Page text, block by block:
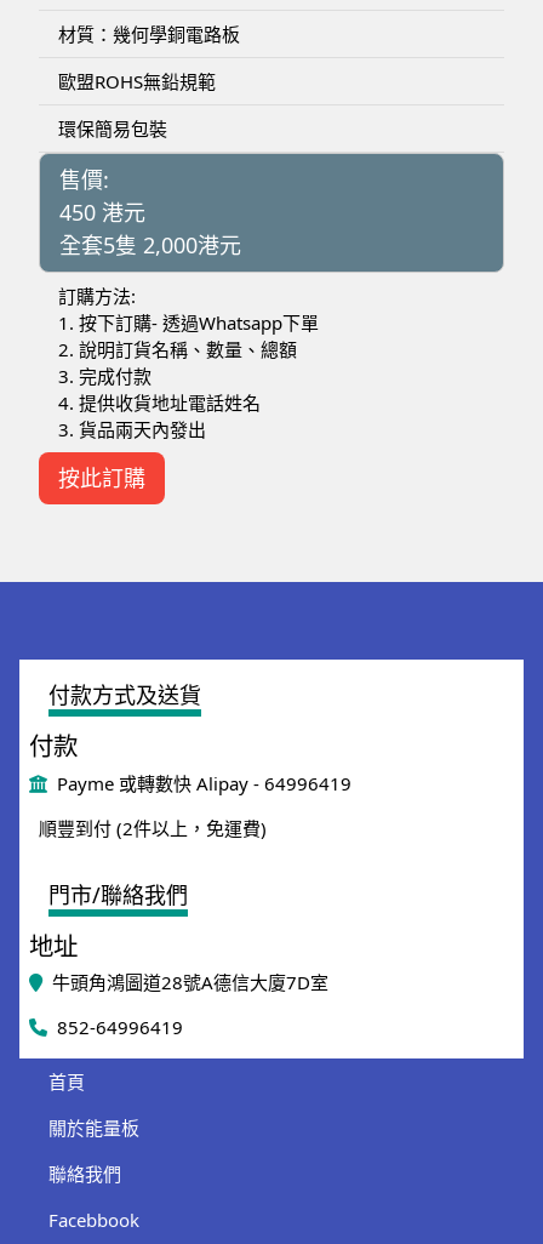
材質：幾何學銅電路板
歐盟ROHS無鉛規範
環保簡易包裝
售價:
450 港元
全套5隻 2,000港元
訂購方法:
1. 按下訂購- 透過Whatsapp下單
2. 說明訂貨名稱、數量、總額
3. 完成付款
4. 提供收貨地址電話姓名
3. 貨品兩天內發出
按此訂購
付款方式及送貨
付款
Payme 或轉數快 Alipay - 64996419
順豐到付 (2件以上，免運費)
門市/聯絡我們
地址
牛頭角鴻圖道28號A德信大廈7D室
852-64996419
首頁
關於能量板
聯絡我們
Facebbook